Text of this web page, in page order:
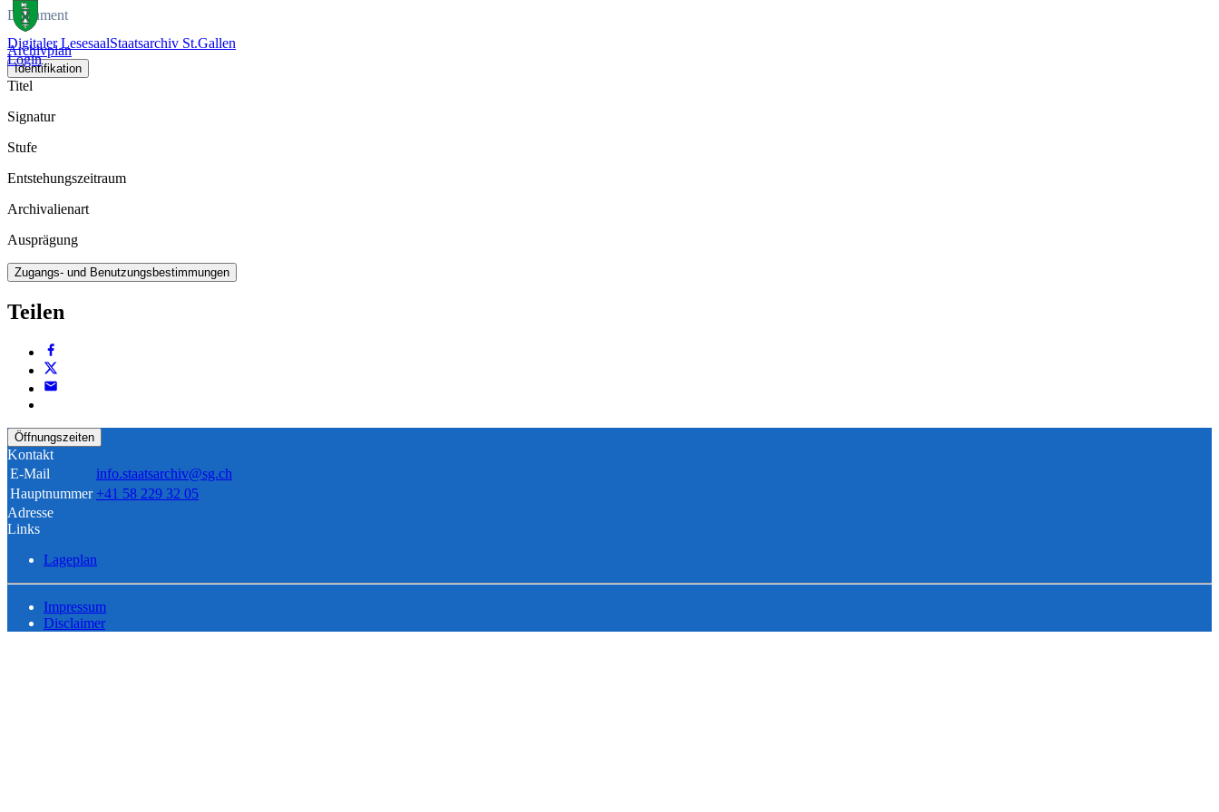
Digitaler LesesaalStaatsarchiv St.Gallen
Login
Dokument
Archivplan
Identifikation
Titel
Signatur
Stufe
Entstehungszeitraum
Archivalienart
Ausprägung
Zugangs- und Benutzungsbestimmungen
Teilen
Öffnungszeiten
Kontakt
E-Mail
info.staatsarchiv@sg.ch
Hauptnummer +41 58 229 32 05
Adresse
Links
Lageplan
Impressum
Disclaimer